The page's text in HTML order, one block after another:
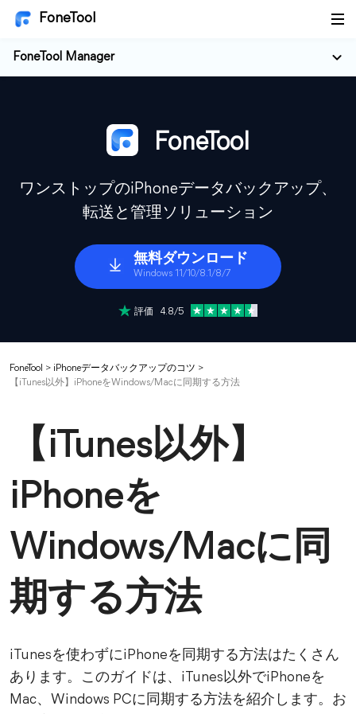
FoneTool
FoneTool Manager
FoneTool
ワンストップのiPhoneデータバックアップ、
転送と管理ソリューション
無料ダウンロード
Windows 11/10/8.1/8/7
評価 4.8/5
FoneTool > iPhoneデータバックアップのコツ >
【iTunes以外】iPhoneをWindows/Macに同期する方法
【iTunes以外】
iPhoneを
Windows/Macに同
期する方法
iTunesを使わずにiPhoneを同期する方法はたくさん
あります。このガイドは、iTunes以外でiPhoneを
Mac、Windows PCに同期する方法を紹介します。お